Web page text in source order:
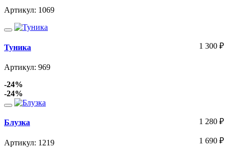
Артикул: 1069
Туника
Артикул: 969
1 300 ₽
-24%
-24%
Блузка
Артикул: 1219
1 280 ₽
1 690 ₽